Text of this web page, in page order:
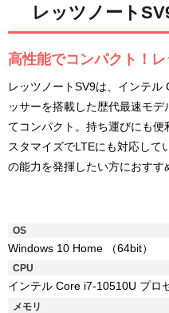
レッツノート
高性能でコンパクト！
レッツノートSV9は、インテ
ッサーを搭載した歴代最速モ
てコンパクト。持ち運びにも
スタマイズでLTEにも対応して
の能力を発揮したい方におすす
OS
Windows 10 Home （64bit）
CPU
インテル Core i7-10510U プロ
メモリ